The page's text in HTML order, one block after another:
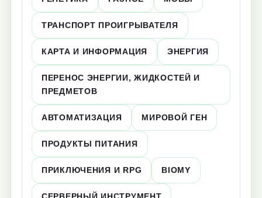
ТРАНСПОРТ ПРОИГРЫВАТЕЛЯ
КАРТА И ИНФОРМАЦИЯ ЭНЕРГИЯ
ПЕРЕНОС ЭНЕРГИИ, ЖИДКОСТЕЙ И
ПРЕДМЕТОВ
АВТОМАТИЗАЦИЯ МИРОВОЙ ГЕН
ПРОДУКТЫ ПИТАНИЯ
ПРИКЛЮЧЕНИЯ И RPG BIOMY